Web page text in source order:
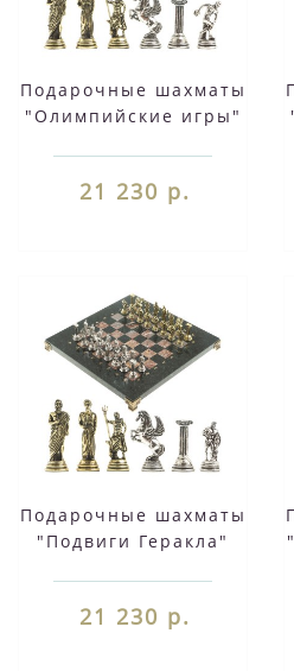
Подарочные шахматы
"Олимпийские игры"
мрамор фигуры
21 230 р.
Подарочные шахматы
"Подвиги Геракла"
змеевик фигуры
21 230 р.